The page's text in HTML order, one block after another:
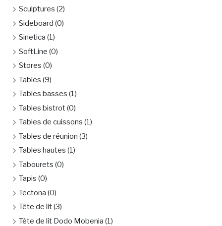
Sculptures (2)
Sideboard (0)
Sinetica (1)
SoftLine (0)
Stores (0)
Tables (9)
Tables basses (1)
Tables bistrot(0)
Tables de cuissons (1)
Tables de réunion (3)
Tables hautes (1)
Tabourets (0)
Tapis (0)
Tectona (0)
Tête de lit(3)
Tête de lit Dodo Mobenia (1)